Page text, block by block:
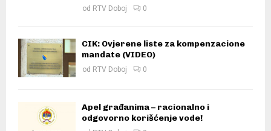
od RTV Doboj 0
CIK: Ovjerene liste za kompenzacione
mandate (VIDEO)
od RTV Doboj 0
Apel građanima – racionalno i
odgovorno korišćenje vode!